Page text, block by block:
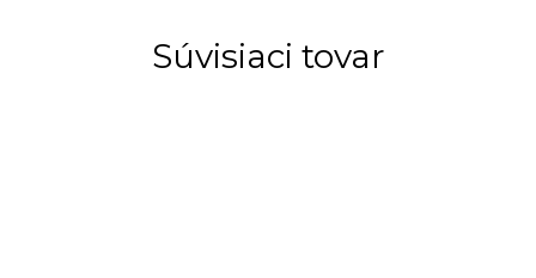
Súvisiaci tovar